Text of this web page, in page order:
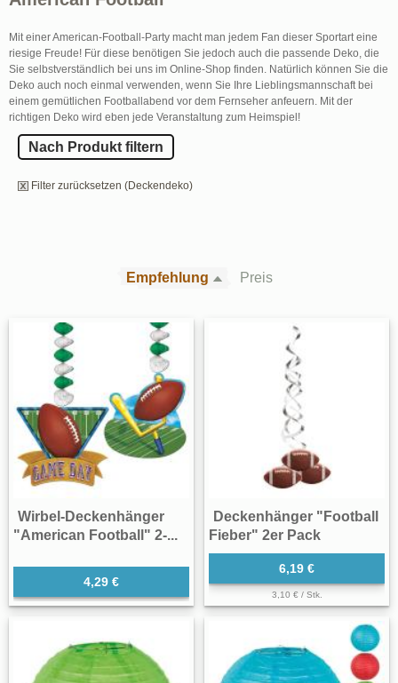
Mit einer American-Football-Party macht man jedem Fan dieser Sportart eine
riesige Freude! Für diese benötigen Sie jedoch auch die passende Deko, die
Sie selbstverständlich bei uns im Online-Shop finden. Natürlich können Sie die
Deko auch noch einmal verwenden, wenn Sie Ihre Lieblingsmannschaft bei
einem gemütlichen Footballabend vor dem Fernseher anfeuern. Mit der
richtigen Deko wird eben jede Veranstaltung zum Heimspiel!
Nach Produkt filtern
Filter zurücksetzen (Deckendeko)
Empfehlung Preis
Wirbel-Deckenhänger
"American Football" 2-...
4,29 €
Deckenhänger "Football
Fieber" 2er Pack
6,19 €
3,10 € / Stk.